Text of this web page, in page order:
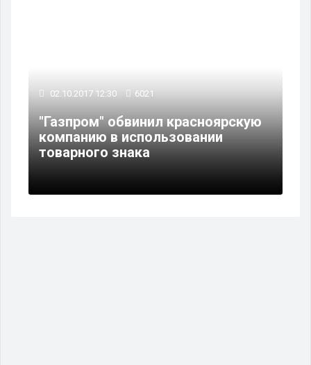
02.10.2017 12:30 6021
"Газпром" обвинил красноярскую
компанию в использовании
товарного знака